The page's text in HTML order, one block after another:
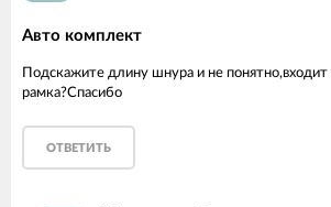
Авто комплект
Подскажите длину шнура и не
рамка?Спасибо
ОТВЕТИТЬ